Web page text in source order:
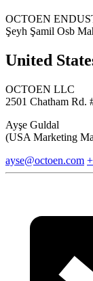
OCTOEN
Şeyh Şamil Osb
United
OCTOEN LLC
2501 Chatham Rd.
Ayşe Guldal
(USA Marketing
ayse@octoen.com